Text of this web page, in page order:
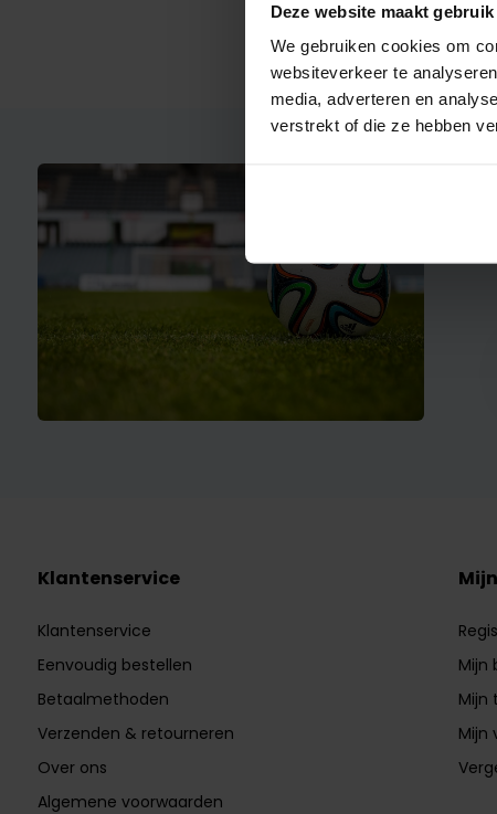
Deze website maakt
We gebruiken cookies om
websiteverkeer te
media, adverteren en
verstrekt of die ze hebben
Klantenservice
Klantenservice
Eenvoudig bestellen
Betaalmethoden
Verzenden & retourneren
Over ons
Algemene voorwaarden
Mijn
Mijn
Mijn